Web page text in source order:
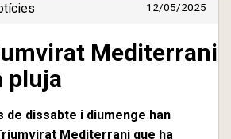
12/05/2025
Mediterrani
pluja
de dissabte i diumenge han
Mediterrani que ha